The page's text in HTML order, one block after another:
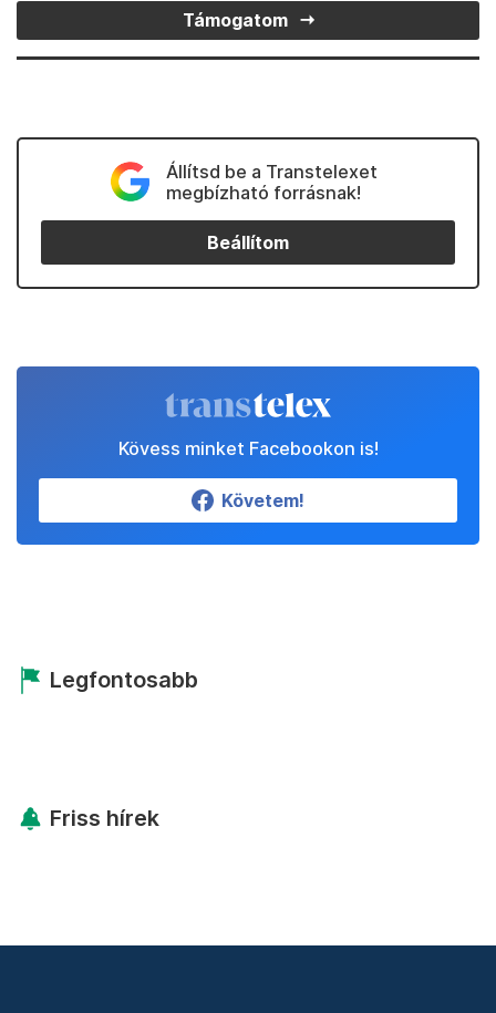
Támogatom
Állítsd be a Transtelexet
megbízható forrásnak!
Beállítom
Kövess minket Facebookon is!
Követem!
Legfontosabb
Friss hírek